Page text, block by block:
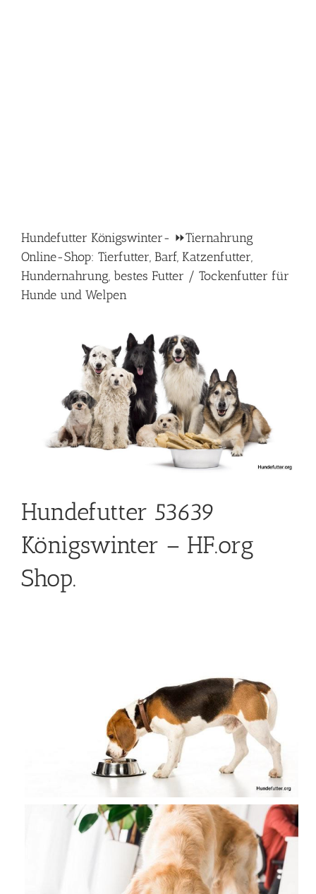
Hundefutter Königswinter- ⏩Tiernahrung
Online-Shop: Tierfutter, Barf, Katzenfutter,
Hundernahrung, bestes Futter / Tockenfutter für
Hunde und Welpen
Hundefutter 53639
Königswinter – HF.org
Shop.